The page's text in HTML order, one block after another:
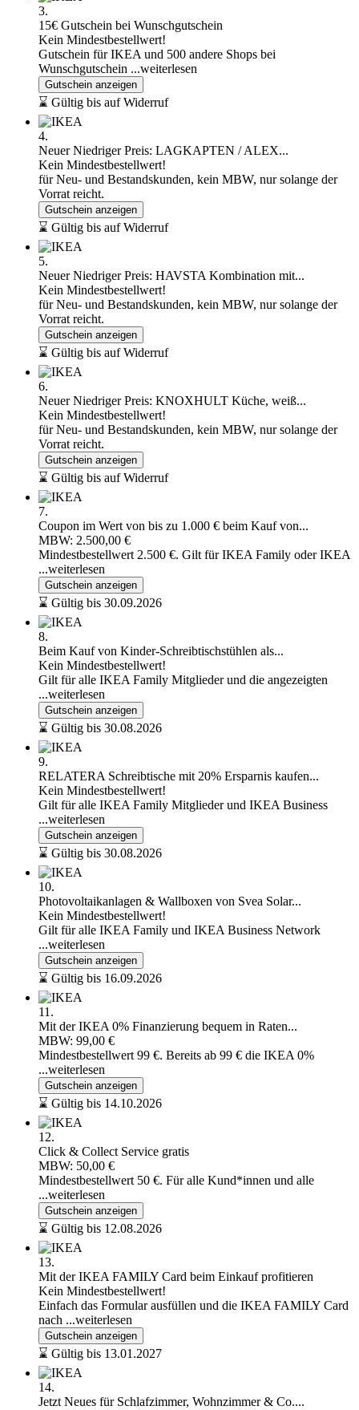
3.
15€ Gutschein bei Wunschgutschein
Kein Mindestbestellwert!
Gutschein für IKEA und 500 andere Shops bei
Wunschgutschein ...weiterlesen
Gutschein anzeigen
⌛ Gültig bis auf Widerruf
4.
Neuer Niedriger Preis: LAGKAPTEN / ALEX...
Kein Mindestbestellwert!
für Neu- und Bestandskunden, kein MBW, nur solange der
Vorrat reicht.
Gutschein anzeigen
⌛ Gültig bis auf Widerruf
5.
Neuer Niedriger Preis: HAVSTA Kombination mit...
Kein Mindestbestellwert!
für Neu- und Bestandskunden, kein MBW, nur solange der
Vorrat reicht.
Gutschein anzeigen
⌛ Gültig bis auf Widerruf
6.
Neuer Niedriger Preis: KNOXHULT Küche, weiß...
Kein Mindestbestellwert!
für Neu- und Bestandskunden, kein MBW, nur solange der
Vorrat reicht.
Gutschein anzeigen
⌛ Gültig bis auf Widerruf
7.
Coupon im Wert von bis zu 1.000 € beim Kauf von...
MBW: 2.500,00 €
Mindestbestellwert 2.500 €. Gilt für IKEA Family oder IKEA
...weiterlesen
Gutschein anzeigen
⌛ Gültig bis 30.09.2026
8.
Beim Kauf von Kinder-Schreibtischstühlen als...
Kein Mindestbestellwert!
Gilt für alle IKEA Family Mitglieder und die angezeigten
...weiterlesen
Gutschein anzeigen
⌛ Gültig bis 30.08.2026
9.
RELATERA Schreibtische mit 20% Ersparnis kaufen...
Kein Mindestbestellwert!
Gilt für alle IKEA Family Mitglieder und IKEA Business
...weiterlesen
Gutschein anzeigen
⌛ Gültig bis 30.08.2026
10.
Photovoltaikanlagen & Wallboxen von Svea Solar...
Kein Mindestbestellwert!
Gilt für alle IKEA Family und IKEA Business Network
...weiterlesen
Gutschein anzeigen
⌛ Gültig bis 16.09.2026
11.
Mit der IKEA 0% Finanzierung bequem in Raten...
MBW: 99,00 €
Mindestbestellwert 99 €. Bereits ab 99 € die IKEA 0%
...weiterlesen
Gutschein anzeigen
⌛ Gültig bis 14.10.2026
12.
Click & Collect Service gratis
MBW: 50,00 €
Mindestbestellwert 50 €. Für alle Kund*innen und alle
...weiterlesen
Gutschein anzeigen
⌛ Gültig bis 12.08.2026
13.
Mit der IKEA FAMILY Card beim Einkauf profitieren
Kein Mindestbestellwert!
Einfach das Formular ausfüllen und die IKEA FAMILY Card
nach ...weiterlesen
Gutschein anzeigen
⌛ Gültig bis 13.01.2027
14.
Jetzt Neues für Schlafzimmer, Wohnzimmer & Co....